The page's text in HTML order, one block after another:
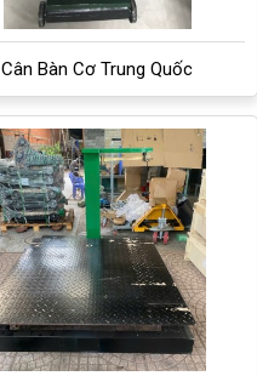
Cân Bàn Cơ Trung Quốc